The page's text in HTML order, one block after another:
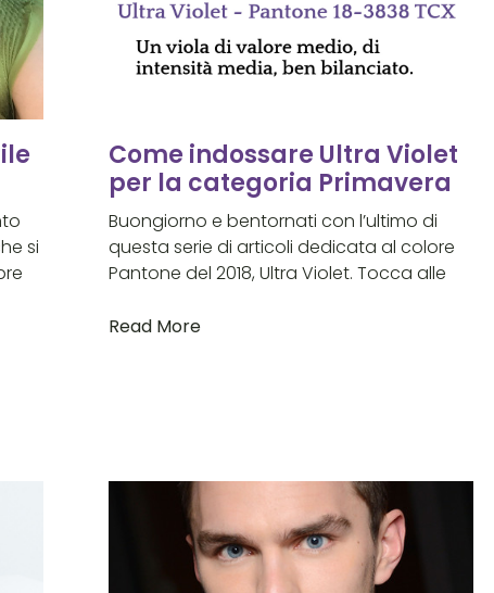
si
Come indossare Ultra Violet
per la categoria Primavera
Buongiorno e bentornati con l’ultimo di
questa serie di articoli dedicata al colore
Pantone del 2018, Ultra Violet. Tocca alle
Read More